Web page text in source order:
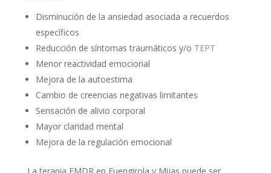
Disminución de la ansiedad asociada a recuerdos
específicos
Reducción de síntomas traumáticos y/o TEPT
Menor reactividad emocional
Mejora de la autoestima
Cambio de creencias negativas limitantes
Sensación de alivio corporal
Mayor claridad mental
Mejora de la regulación emocional
La terapia EMDR en Fuengirola y Mijas puede ser